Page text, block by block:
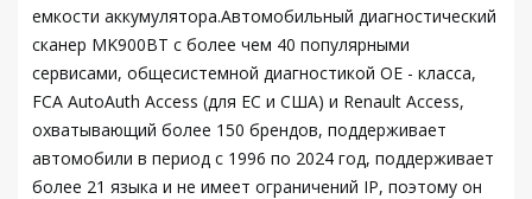
емкости аккумулятора.Автомобильный диагностический
сканер MK900BT с более чем 40 популярными
сервисами, общесистемной диагностикой OE - класса,
FCA AutoAuth Access (для ЕС и США) и Renault Access,
охватывающий более 150 брендов, поддерживает
автомобили в период с 1996 по 2024 год, поддерживает
более 21 языка и не имеет ограничений IP, поэтому он